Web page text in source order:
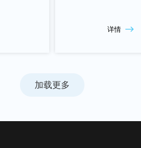
详情
加载更多